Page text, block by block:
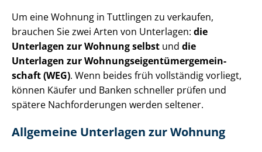
Um eine Wohnung in Tuttlingen zu verkaufen,
brauchen Sie zwei Arten von Unterlagen: die
Unterlagen zur Wohnung selbst und die
Unterlagen zur Woh­nungs­ei­gen­tü­mer­ge­mein­
schaft (WEG). Wenn beides früh vollständig vorliegt,
können Käufer und Banken schneller prüfen und
spätere Nachforderungen werden seltener.
Allgemeine Unterlagen zur Wohnung